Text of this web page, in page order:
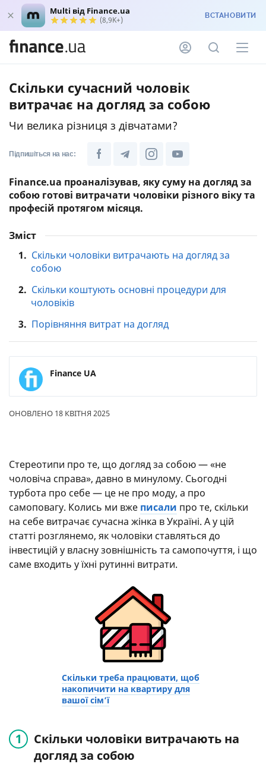
Multi від Finance.ua
(8,9K+) ВСТАНОВИТИ
Скільки сучасний чоловік
витрачає на догляд за собою
Чи велика різниця з дівчатами?
Підпишіться на нас:
Finance.ua проаналізував, яку суму на догляд за
собою готові витрачати чоловіки різного віку та
професій протягом місяця.
Зміст
1. Скільки чоловіки витрачають на догляд за
собою
2. Скільки коштують основні процедури для
чоловіків
3. Порівняння витрат на догляд
Finance UA
ОНОВЛЕНО 18 КВІТНЯ 2025
Стереотипи про те, що догляд за собою — «не
чоловіча справа», давно в минулому. Сьогодні
турбота про себе — це не про моду, а про
самоповагу. Колись ми вже писали про те, скільки
на себе витрачає сучасна жінка в Україні. А у цій
статті розглянемо, як чоловіки ставляться до
інвестицій у власну зовнішність та самопочуття, і що
саме входить у їхні рутинні витрати.
Скільки треба працювати, щоб
накопичити на квартиру для
вашої сім’ї
Скільки чоловіки витрачають на
догляд за собою